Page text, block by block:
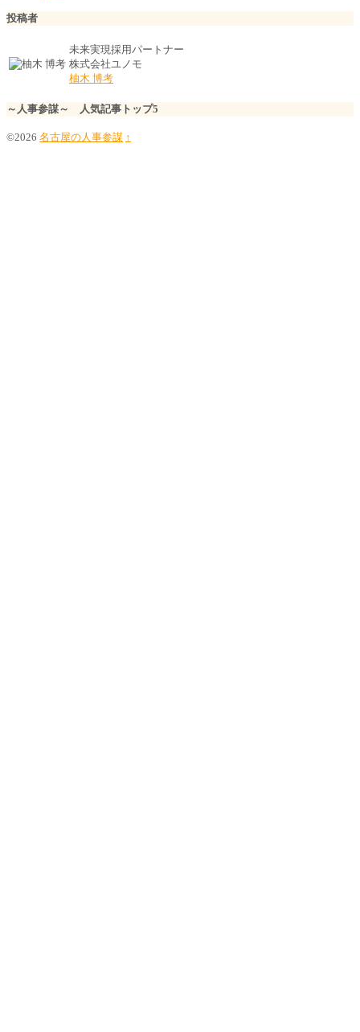
投稿者
未来実現採用パートナー
株式会社ユノモ
柚木 博考
～人事参謀～ 人気記事トップ5
©2026 名古屋の人事参謀 ↑